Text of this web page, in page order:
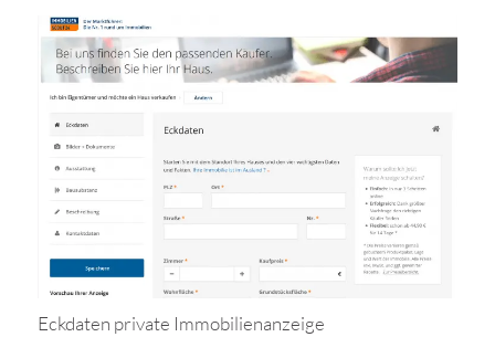
Eckdaten private Immobilienanzeige